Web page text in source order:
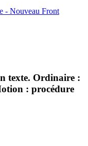
- Nouveau Front
texte. Ordinaire :
: procédure